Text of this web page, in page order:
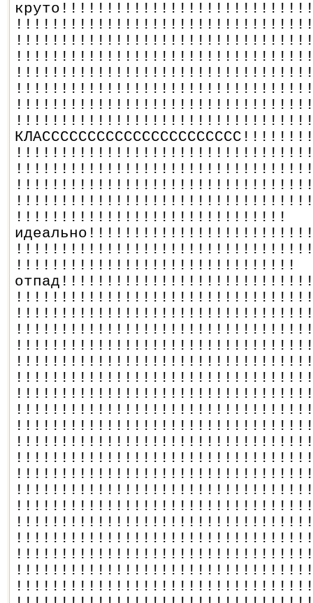
!!!!!!!!!!!!!!!!!!!!!!!!!!!!!!
!!!!!!!!!!!!!!!!!!!!!!!!!!!!!!!